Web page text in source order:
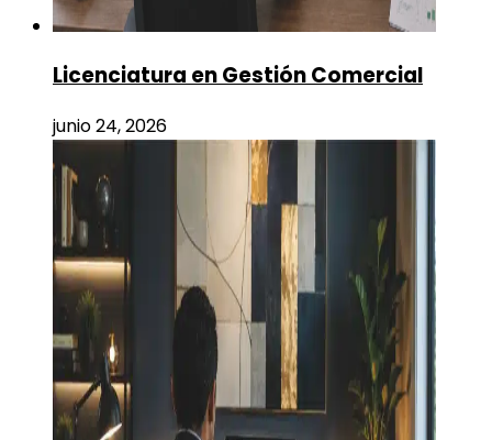
Licenciatura en Gestión Comercial
junio 24, 2026